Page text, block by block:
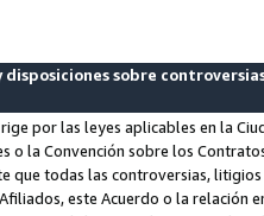
disposiciones sobre
por las leyes aplicables en la
o la Convención sobre los
que todas las controversias,
este Acuerdo o la relación